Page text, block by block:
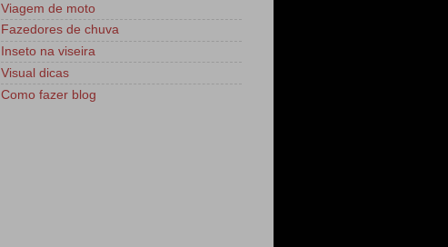
Viagem de moto
Fazedores de chuva
Inseto na viseira
Visual dicas
Como fazer blog